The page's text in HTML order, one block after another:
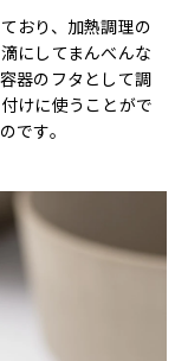
おり、加熱調理の
にしてまんべんな
器のフタとして調
けに使うことがで
です。